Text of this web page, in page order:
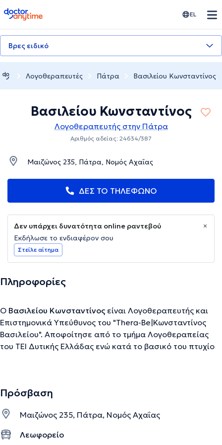
doctoranytime EL
Βρες ειδικό
Λογοθεραπευτές Πάτρα Βασιλείου Κωνσταντίνος
Βασιλείου Κωνσταντίνος
Λογοθεραπευτής στην Πάτρα
Αριθμός αδείας: 24634/387
Μαιζώνος 235, Πάτρα, Νομός Αχαΐας
ΔΕΣ ΤΟ ΤΗΛΕΦΩΝΟ
Δεν υπάρχει δυνατότητα online ραντεβού
Εκδήλωσε το ενδιαφέρον σου
Στείλε αίτημα
Πληροφορίες
Ο Βασιλείου Κωνσταντίνος είναι Λογοθεραπευτής και
Επιστημονικά Υπεύθυνος του "Thera-Be|Κωνσταντίνος
Βασιλείου". Αποφοίτησε από το τμήμα Λογοθεραπείας
του ΤΕΙ Δυτικής Ελλάδας ενώ κατά το βασικό του πτυχίο
(University College London) στον τομέα των
σήμερα συνεχίζει με διδακτορικές σπουδές στο
Πανεπιστήμιο Θεσσαλίας, στον τομέα των Αναπτυξιακών
Γλωσσικών Διαταραχών. Επιπλέον κατέχει Πιστοποίηση
Πρόσβαση
Μαιζώνος 235, Πάτρα, Νομός Αχαΐας
Λεωφορείο